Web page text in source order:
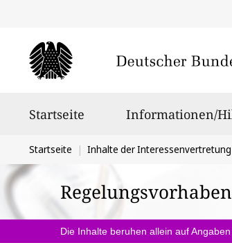
Startseite Informationen/
Sie
befinden
sich
hier:
Startseite Inhalte der Interessenvertretung
Regelungsvorhaben
Die Inhalte beruhen allein auf